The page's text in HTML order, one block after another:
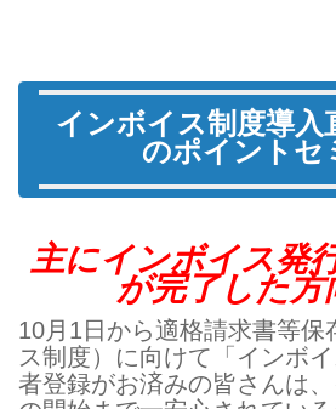
インボイス制度導入
のポイントセ
主にインボイス発
が完了した方
10月1日から適格請求書等保
ス制度）に向けて「インボ
者登録がお済みの皆さんは